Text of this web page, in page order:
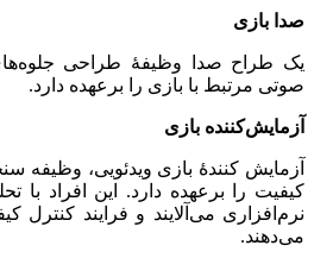
صدا بازی
یک طراح صدا وظیفهٔ طراحی
صوتی مرتبط با بازی را برعهده دارد.
آزمایش‌کننده بازی
آزمایش کنندهٔ بازی ویدئویی، وظیفه
کیفیت را برعهده دارد. این افراد با
نرم‌افزاری می‌آلایند و فرایند کنترل
می‌دهند.